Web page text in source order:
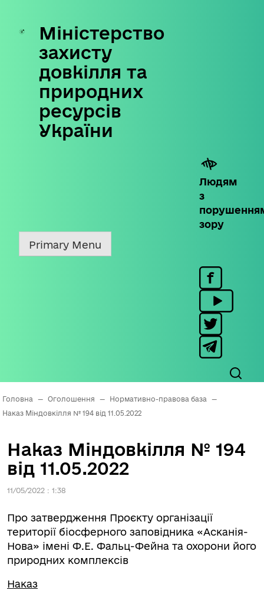
Skip
content
Міністерство
захисту
довкілля та
природних
ресурсів
України
Людям
з
зору
Primary Menu
Головна — Оголошення — Нормативно-правова база
—
Наказ Міндовкілля № 194 від 11.05.2022
Наказ Міндовкілля № 194
від 11.05.2022
11/05/2022 : 1:38
Про затвердження Проєкту організації
території біосферного заповідника «Асканія-
Нова» імені Ф.Е. Фальц-Фейна та охорони його
природних комплексів
Наказ